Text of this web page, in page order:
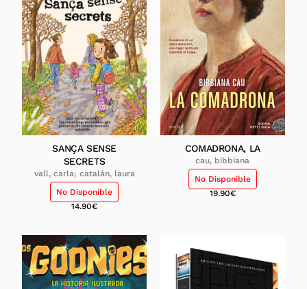
SANÇA SENSE
SECRETS
vall, carla; catalán, laura
No Disponible
14.90€
COMADRONA, LA
cau, bibbiana
No Disponible
19.90€